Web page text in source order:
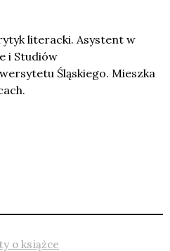
literacki. Asystent w
i Studiów
Śląskiego. Mieszka
o książce